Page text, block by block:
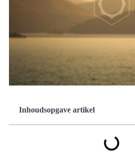
Inhoudsopgave artikel